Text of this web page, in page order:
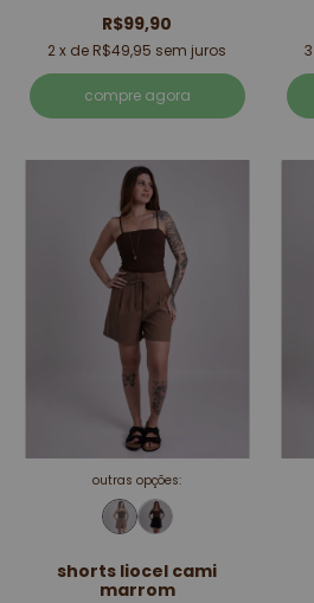
R$99,90
2x de R$49,95 sem juros
compre agora
3
outras opções:
shorts liocel cami
marrom